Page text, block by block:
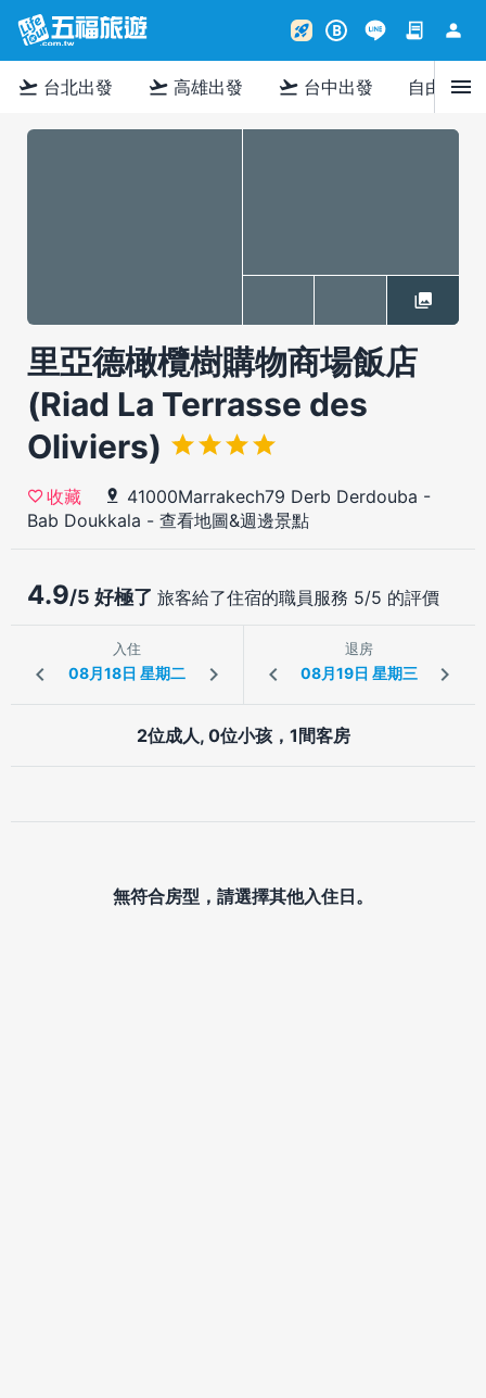
rocket_launch B contract person
flight_takeoff 台北出發 flight_takeoff 高雄出發 flight_takeoff 台中出發 自由行menu
里亞德橄欖樹購物商場飯店
(Riad La Terrasse des
Oliviers)
收藏
41000Marrakech79 Derb Derdouba -
Bab Doukkala - 查看地圖&週邊景點
4.9/5 好極了 旅客給了住宿的職員服務 5/5 的評價
入住 退房
2位成人, 0位小孩，1間客房
無符合房型，請選擇其他入住日。